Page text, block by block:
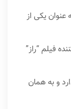
تایم به عنوان یکی از
فیلم “راز”
و به همان